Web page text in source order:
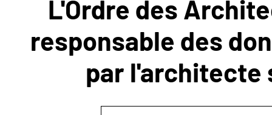
NOUS
CONTACTER
L'Ordre des
responsable des
par l'architecte